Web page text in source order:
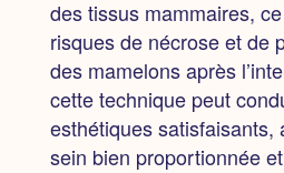
des tissus mammaires,
risques de nécrose et de
des mamelons après
cette technique peut
esthétiques satisfaisants,
sein bien proportionnée